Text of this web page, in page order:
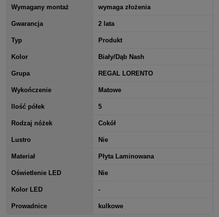
Wymagany montaż wymaga złożenia
Gwarancja 2 lata
Typ Produkt
Kolor Biały/Dąb Nash
Grupa REGAL LORENTO
Wykończenie Matowe
Ilość półek 5
Rodzaj nóżek Cokół
Lustro Nie
Materiał Płyta Laminowana
Oświetlenie LED Nie
Kolor LED -
Prowadnice kulkowe